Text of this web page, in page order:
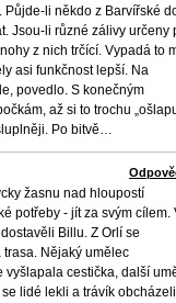
Půjde-li někdo z Barvířské
Jsou-li různé zálivy určeny
z nich trčící. Vypadá to
asi funkčnost lepší. Na
povedlo. S konečným
až si to trochu
Po bitvě…
žasnu nad hloupostí
potřeby - jít za svým cílem.
Billu. Z Orlí se
Nějaký umělec
vyšlapala cestička, další
lidé lekli a trávík